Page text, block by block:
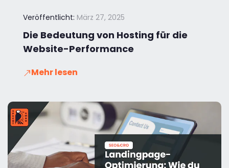
Veröffentlicht: März 27, 2025
Die Bedeutung von Hosting für die
Website-Performance
Mehr lesen